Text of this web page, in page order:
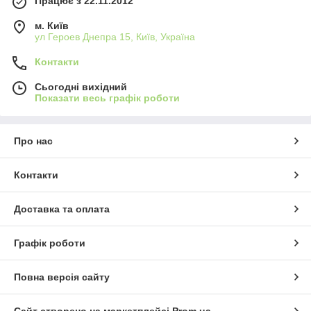
м. Київ
ул Героев Днепра 15, Київ, Україна
Контакти
Сьогодні вихідний
Показати весь графік роботи
Про нас
Контакти
Доставка та оплата
Графік роботи
Повна версія сайту